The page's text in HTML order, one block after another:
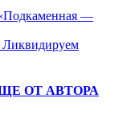
—
Ликвидируем
ОТ АВТОРА